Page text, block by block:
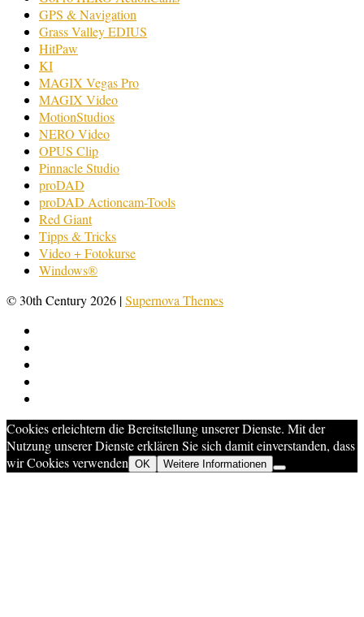
GPS & Navigation
Grass Valley EDIUS
HitPaw
KI
MAGIX Vegas Pro
MAGIX Video
MotionStudios
NERO Video
OPUS Clip
Pinnacle Studio
proDAD
proDAD Actioncam-Tools
Red Giant
Tipps & Tricks
Video + Fotokurse
Windows®
© 30th Century 2026 |Supernova Themes
Cookies erleichtern die Bereitstellung unserer Dienste. Mit der
Nutzung unserer Dienste erklären Sie sich damit einverstanden, dass
wir Cookies verwenden OK Weitere Informationen